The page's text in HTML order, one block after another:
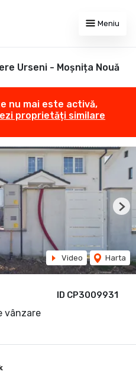
Meniu
Urseni - Moșnița Nouă
nu mai este activă,
proprietăți similare
ID CP3009931
vânzare
Video Harta